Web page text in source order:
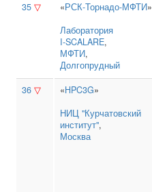
35 ▽ «РСК-Торнадо-МФТИ»
Лаборатория
I‑SCALARE,
МФТИ,
Долгопрудный
36 ▽ «HPC3G»
НИЦ "Курчатовский
институт",
Москва